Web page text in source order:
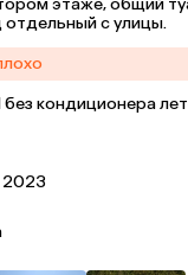
этаже, общий
с улицы.
без кондиционера
2023